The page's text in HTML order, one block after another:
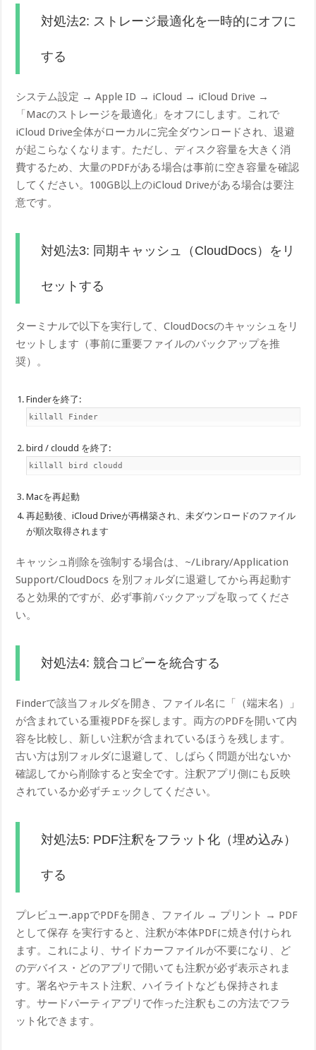
対処法2: ストレージ最適化を一時的にオフに
する
システム設定 → Apple ID → iCloud → iCloud Drive →
「Macのストレージを最適化」をオフにします。これで
iCloud Drive全体がローカルに完全ダウンロードされ、退避
が起こらなくなります。ただし、ディスク容量を大きく消
費するため、大量のPDFがある場合は事前に空き容量を確認
してください。100GB以上のiCloud Driveがある場合は要注
意です。
対処法3: 同期キャッシュ（CloudDocs）をリ
セットする
ターミナルで以下を実行して、CloudDocsのキャッシュをリ
セットします（事前に重要ファイルのバックアップを推
奨）。
Finderを終了:
killall Finder
bird / cloudd を終了:
killall bird cloudd
Macを再起動
再起動後、iCloud Driveが再構築され、未ダウンロードのファイル
が順次取得されます
キャッシュ削除を強制する場合は、~/Library/Application
Support/CloudDocs を別フォルダに退避してから再起動す
ると効果的ですが、必ず事前バックアップを取ってくださ
い。
対処法4: 競合コピーを統合する
Finderで該当フォルダを開き、ファイル名に「（端末名）」
が含まれている重複PDFを探します。両方のPDFを開いて内
容を比較し、新しい注釈が含まれているほうを残します。
古い方は別フォルダに退避して、しばらく問題が出ないか
確認してから削除すると安全です。注釈アプリ側にも反映
されているか必ずチェックしてください。
対処法5: PDF注釈をフラット化（埋め込み）
する
プレビュー.appでPDFを開き、ファイル → プリント → PDF
として保存 を実行すると、注釈が本体PDFに焼き付けられ
ます。これにより、サイドカーファイルが不要になり、ど
のデバイス・どのアプリで開いても注釈が必ず表示されま
す。署名やテキスト注釈、ハイライトなども保持されま
す。サードパーティアプリで作った注釈もこの方法でフラ
ット化できます。